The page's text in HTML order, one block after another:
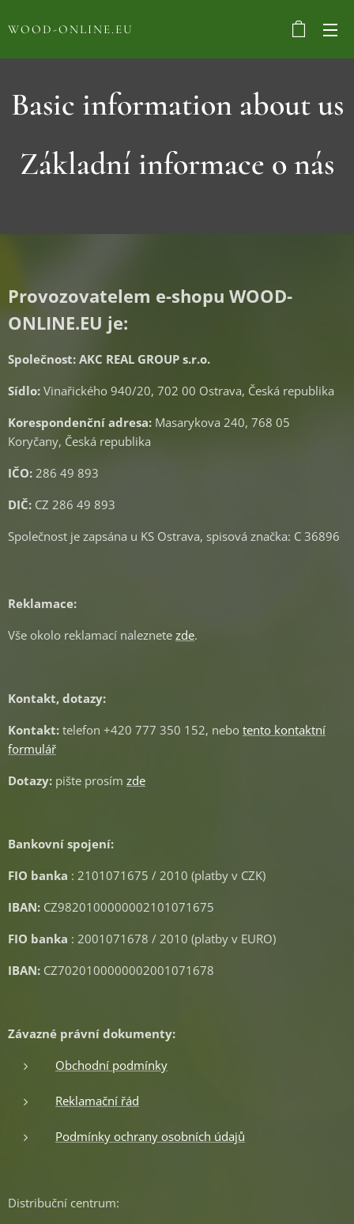
WOOD-ONLINE.EU
Basic information about us
Základní informace o nás
Provozovatelem e-shopu WOOD-
ONLINE.EU je:
Společnost: AKC REAL GROUP s.r.o.
Sídlo: Vinařického 940/20, 702 00 Ostrava, Česká republika
Korespondenční adresa: Masarykova 240, 768 05
Koryčany, Česká republika
IČO: 286 49 893
DIČ: CZ 286 49 893
Společnost je zapsána u KS Ostrava, spisová značka: C 36896
Reklamace:
Vše okolo reklamací naleznete zde.
Kontakt, dotazy:
Kontakt: telefon +420 777 350 152, nebo tento kontaktní
formulář
Dotazy: pište prosím zde
Bankovní spojení:
FIO banka : 2101071675 / 2010 (platby v CZK)
IBAN: CZ9820100000002101071675
FIO banka : 2001071678 / 2010 (platby v EURO)
IBAN: CZ7020100000002001071678
Závazné právní dokumenty:
Obchodní podmínky
Reklamační řád
Podmínky ochrany osobních údajů
Distribuční centrum: